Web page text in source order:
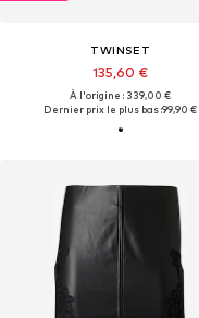
TWINSET
135,60 €
À l'origine : 339,00 €
Dernier prix le plus bas :99,90 €